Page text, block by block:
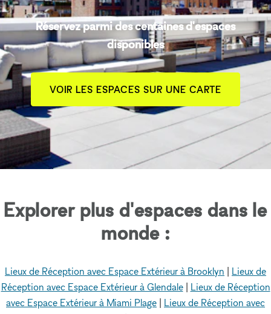
Réservez parmi des centaines d'espaces
disponibles
VOIR LES ESPACES SUR UNE CARTE
Explorer plus d'espaces dans le
monde :
Lieux de Réception avec Espace Extérieur à Brooklyn
Lieux de
Réception avec Espace Extérieur à Glendale| Lieux de Réception
avec Espace Extérieur à Miami Plage
Lieux de Réception avec